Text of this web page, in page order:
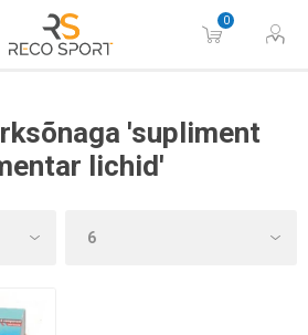
0
'supliment
lichid'